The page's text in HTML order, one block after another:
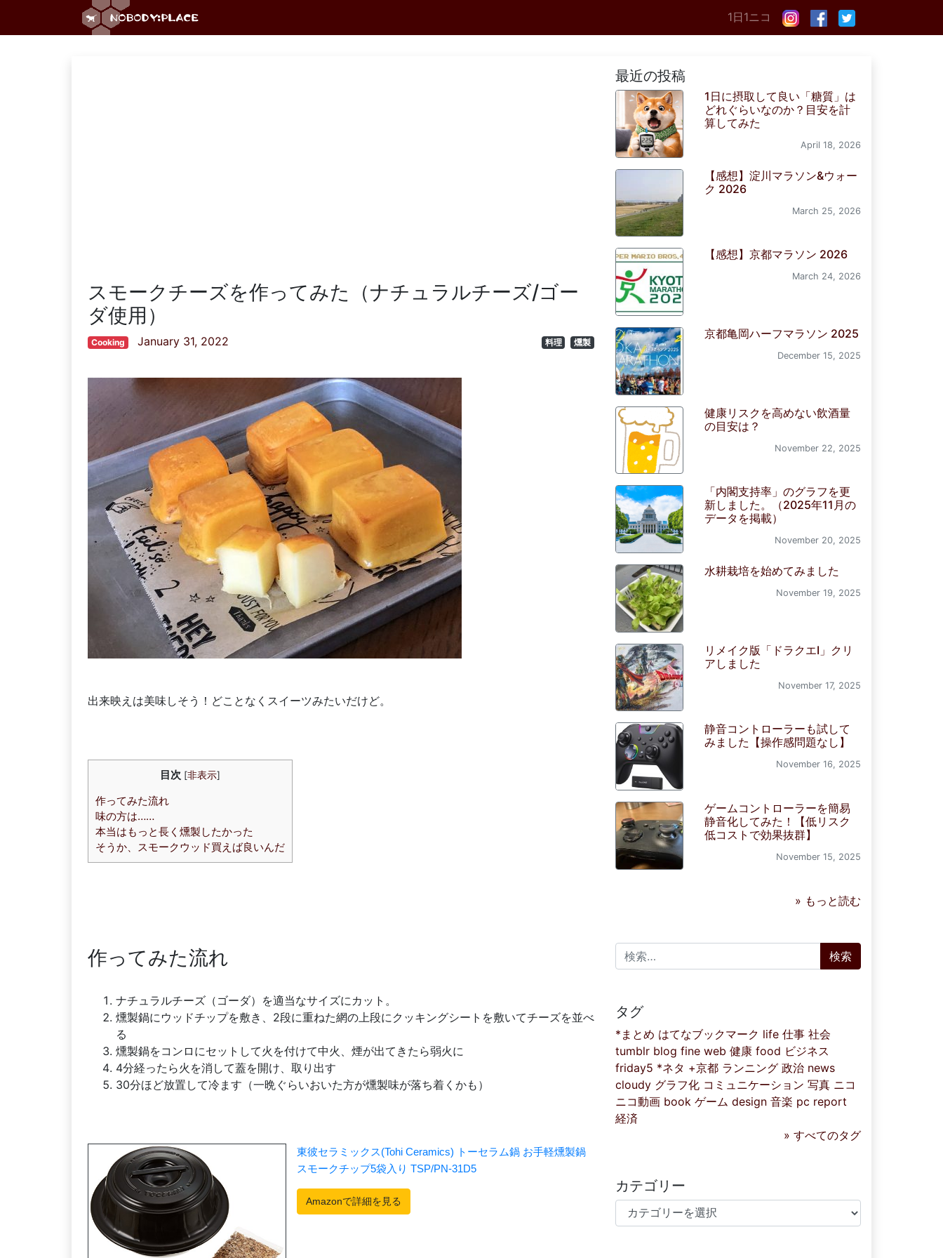
1日1ニコ
スモークチーズを作ってみた（ナチュラルチーズ/ゴー
ダ使用）
Cooking January 31, 2022 料理 燻製
出来映えは美味しそう！どことなくスイーツみたいだけど。
目次 [非表示]
作ってみた流れ
味の方は……
本当はもっと長く燻製したかった
そうか、スモークウッド買えば良いんだ
作ってみた流れ
ナチュラルチーズ（ゴーダ）を適当なサイズにカット。
燻製鍋にウッドチップを敷き、2段に重ねた網の上段にクッキングシートを敷いてチーズを並べ
る
燻製鍋をコンロにセットして火を付けて中火、煙が出てきたら弱火に
4分経ったら火を消して蓋を開け、取り出す
30分ほど放置して冷ます（一晩ぐらいおいた方が燻製味が落ち着くかも）
最近の投稿
1日に摂取して良い「糖質」は
どれぐらいなのか？目安を計
算してみた
April 18, 2026
【感想】淀川マラソン&ウォー
ク 2026
March 25, 2026
【感想】京都マラソン 2026
March 24, 2026
京都亀岡ハーフマラソン 2025
December 15, 2025
健康リスクを高めない飲酒量
の目安は？
November 22, 2025
「内閣支持率」のグラフを更
新しました。（2025年11月の
データを掲載）
November 20, 2025
水耕栽培を始めてみました
November 19, 2025
リメイク版「ドラクエI」クリ
アしました
November 17, 2025
静音コントローラーも試して
みました【操作感問題なし】
November 16, 2025
ゲームコントローラーを簡易
静音化してみた！【低リスク
低コストで効果抜群】
November 15, 2025
» もっと読む
検索:
タグ
*まとめ はてなブックマーク life 仕事 社会
tumblr blog fine web 健康 food ビジネス
friday5 *ネタ +京都 ランニング 政治 news
cloudy グラフ化 コミュニケーション 写真 ニコ
ニコ動画 book ゲーム design 音楽 pc report
経済
» すべてのタグ
カテゴリー
カテゴリー